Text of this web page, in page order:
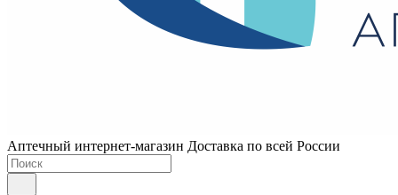
Аптечный интернет-магазин Доставка по всей России